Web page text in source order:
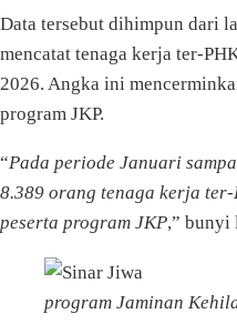
Data tersebut dihimpun dari
mencatat tenaga kerja ter-
2026. Angka ini
program JKP.
“Pada periode Januari
8.389 orang tenaga kerja
peserta program JKP,” bunyi
program Jaminan